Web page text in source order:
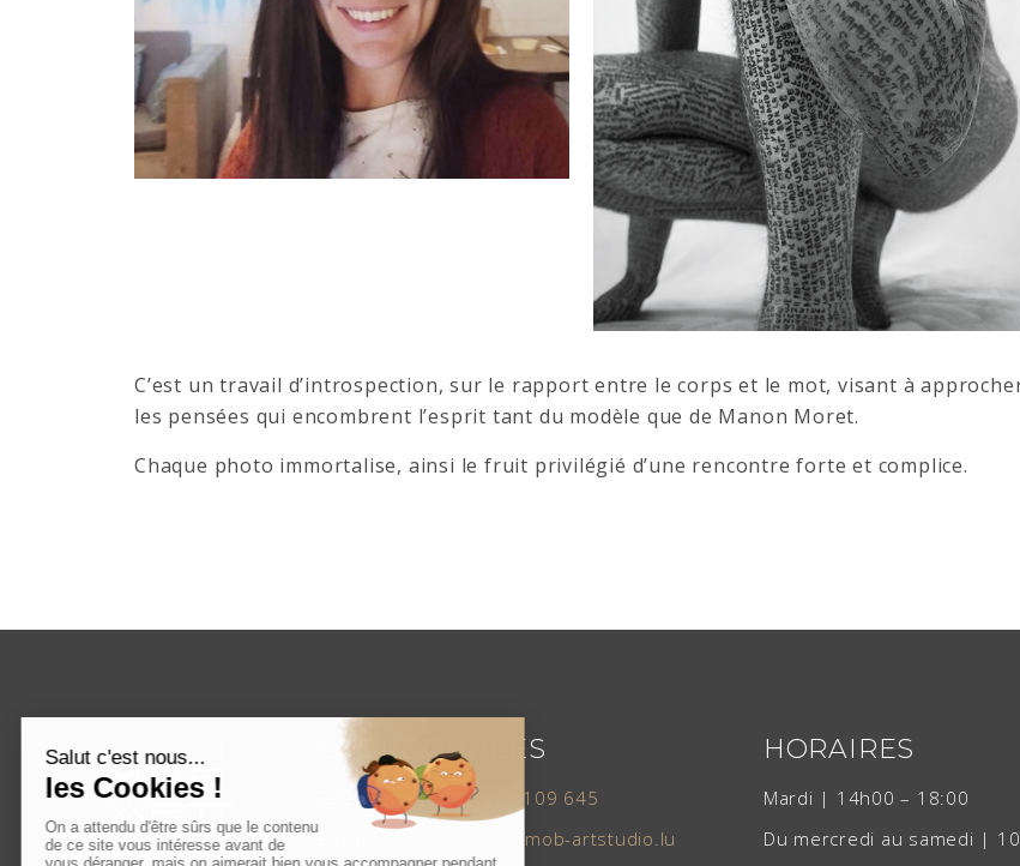
C’est un travail d’introspection, sur le rapport entre le corps et le mot, visant à
les pensées qui encombrent l’esprit tant du modèle que de Manon Moret.
Chaque photo immortalise, ainsi le fruit privilégié d’une rencontre forte et complice.
COORDONNÉES
Téléphone :+352 691 109 645
E-mail :
lucschroeder@mob-artstudio.lu
HORAIRES
Mardi | 14h00 – 18:00
Du mercredi au samedi |